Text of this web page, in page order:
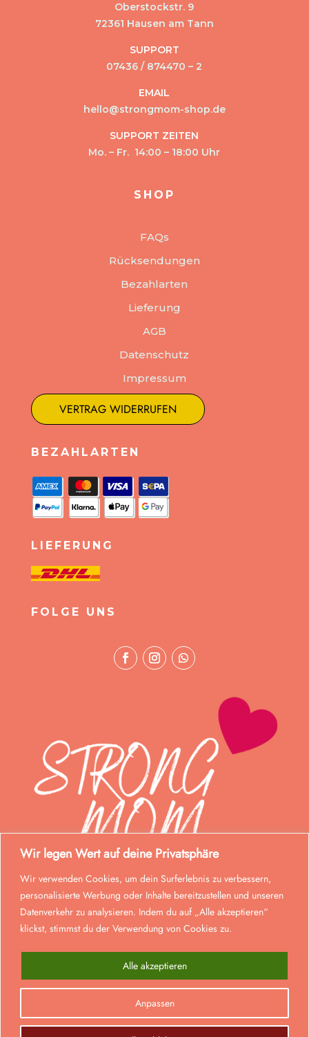
Wir legen Wert auf deine Privatsphäre
Wir verwenden Cookies, um dein Surferlebnis zu verbessern,
personalisierte Werbung oder Inhalte bereitzustellen und unseren
Datenverkehr zu analysieren. Indem du auf „Alle akzeptieren“
klickst, stimmst du der Verwendung von Cookies zu.
Anpassen
Alle akzeptieren
Oberstockstr. 9
72361 Hausen am Tann
SUPPORT
07436 / 874470 – 2
EMAIL
hello@strongmom-shop.de
SUPPORT ZEITEN
Mo. – Fr. 14:00 – 18:00 Uhr
SHOP
FAQs
Rücksendungen
Bezahlarten
Lieferung
AGB
Datenschutz
Impressum
VERTRAG WIDERRUFEN
BEZAHLARTEN
LIEFERUNG
FOLGE UNS
© Strong Mom 2026. Alle Rechte vorbehalten.